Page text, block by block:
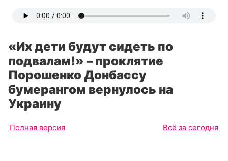
«Их дети будут сидеть по
подвалам!» – проклятие
Порошенко Донбассу
бумерангом вернулось на
Украину
Полная версия Всё за сегодня